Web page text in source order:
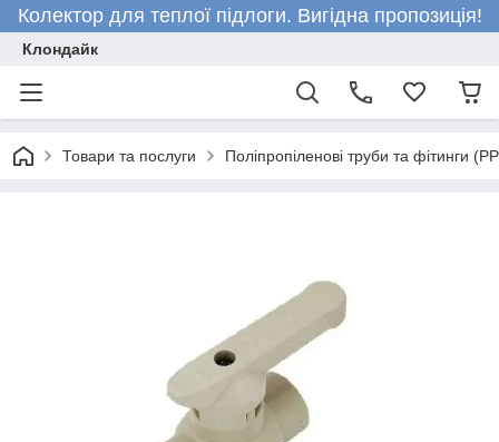
Колектор для теплої підлоги. Вигідна пропозиція!
Клондайк
Товари та послуги Поліпропіленові труби та фітинги